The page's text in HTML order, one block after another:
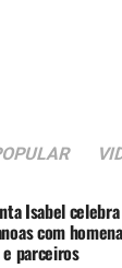
Isabel
com
parceiros